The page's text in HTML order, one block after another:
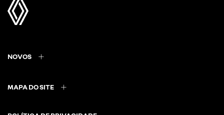
NOVOS
MAPA DO SITE